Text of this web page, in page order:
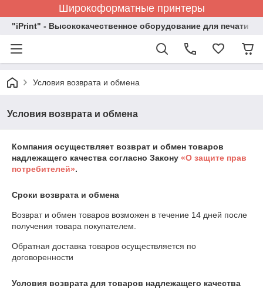
Широкоформатные принтеры
"iPrint" - Высококачественное оборудование для печати
Условия возврата и обмена
Условия возврата и обмена
Компания осуществляет возврат и обмен товаров
надлежащего качества согласно Закону «О защите прав
потребителей».
Сроки возврата и обмена
Возврат и обмен товаров возможен в течение 14 дней после
получения товара покупателем.
Обратная доставка товаров осуществляется по
договоренности
Условия возврата для товаров надлежащего качества